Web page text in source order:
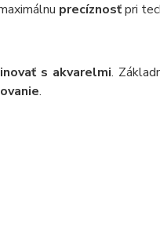
precíznosťpri
s akvarelmi.
.